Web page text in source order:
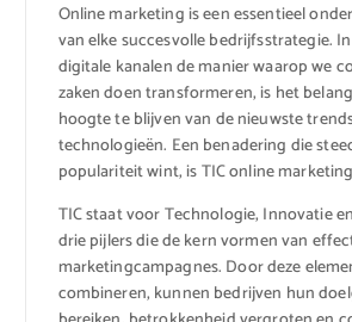
Online marketing is een essentieel
van elke succesvolle bedrijfsstrategie.
digitale kanalen de manier waarop we
zaken doen transformeren, is het
hoogte te blijven van de nieuwste
technologieën. Een benadering die
populariteit wint, is TIC online
TIC staat voor Technologie, Innovatie
drie pijlers die de kern vormen van
marketingcampagnes. Door deze
combineren, kunnen bedrijven hun